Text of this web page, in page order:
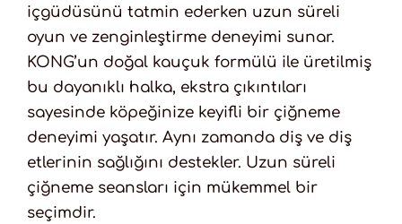
içgüdüsünü tatmin ederken uzun süreli
oyun ve zenginleştirme deneyimi sunar.
KONG’un doğal kauçuk formülü ile üretilmiş
bu dayanıklı halka, ekstra çıkıntıları
sayesinde köpeğinize keyifli bir çiğneme
deneyimi yaşatır. Aynı zamanda diş ve diş
etlerinin sağlığını destekler. Uzun süreli
çiğneme seansları için mükemmel bir
seçimdir.